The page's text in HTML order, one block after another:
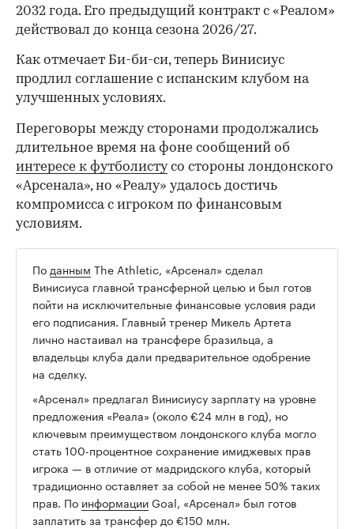
2032 года. Его предыдущий контракт с «Реалом»
действовал до конца сезона 2026/27.
Как отмечает Би-би-си, теперь Винисиус
продлил соглашение с испанским клубом на
улучшенных условиях.
/
Переговоры между сторонами продолжались
длительное время на фоне сообщений об
интересе к футболистусо стороны лондонского
«Арсенала», но «Реалу» удалось достичь
компромисса с игроком по финансовым
условиям.
По данным The Athletic, «Арсенал» сделал
Винисиуса главной трансферной целью и был готов
пойти на исключительные финансовые условия ради
его подписания. Главный тренер Микель Артета
лично настаивал на трансфере бразильца, а
владельцы клуба дали предварительное одобрение
на сделку.
«Арсенал» предлагал Винисиусу зарплату на уровне
предложения «Реала» (около €24 млн в год), но
ключевым преимуществом лондонского клуба могло
стать 100-процентное сохранение имиджевых прав
игрока — в отличие от мадридского клуба, который
традиционно оставляет за собой не менее 50% таких
прав. По информацииGoal, «Арсенал» был готов
заплатить за трансфер до €150 млн.